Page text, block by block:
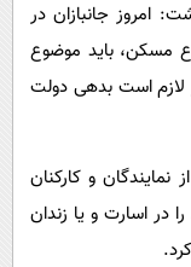
امروز جانبازان در
مسکن، باید موضوع
لازم است بدهی دولت
نمایندگان و کارکنان
در اسارت و یا زندان